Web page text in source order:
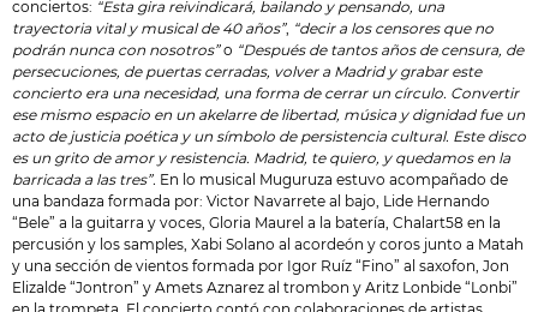
conciertos: “Esta gira reivindicará, bailando y pensando, una
trayectoria vital y musical de 40 años”, “decir a los censores que no
podrán nunca con nosotros”o “Después de tantos años de censura, de
persecuciones, de puertas cerradas, volver a Madrid y grabar este
concierto era una necesidad, una forma de cerrar un círculo. Convertir
ese mismo espacio en un akelarre de libertad, música y dignidad fue un
acto de justicia poética y un símbolo de persistencia cultural. Este disco
es un grito de amor y resistencia. Madrid, te quiero, y quedamos en la
barricada a las tres”. En lo musical Muguruza estuvo acompañado de
una bandaza formada por: Victor Navarrete al bajo, Lide Hernando
“Bele” a la guitarra y voces, Gloria Maurel a la batería, Chalart58 en la
percusión y los samples, Xabi Solano al acordeón y coros junto a Matah
y una sección de vientos formada por Igor Ruíz “Fino” al saxofon, Jon
Elizalde “Jontron” y Amets Aznarez al trombon y Aritz Lonbide “Lonbi”